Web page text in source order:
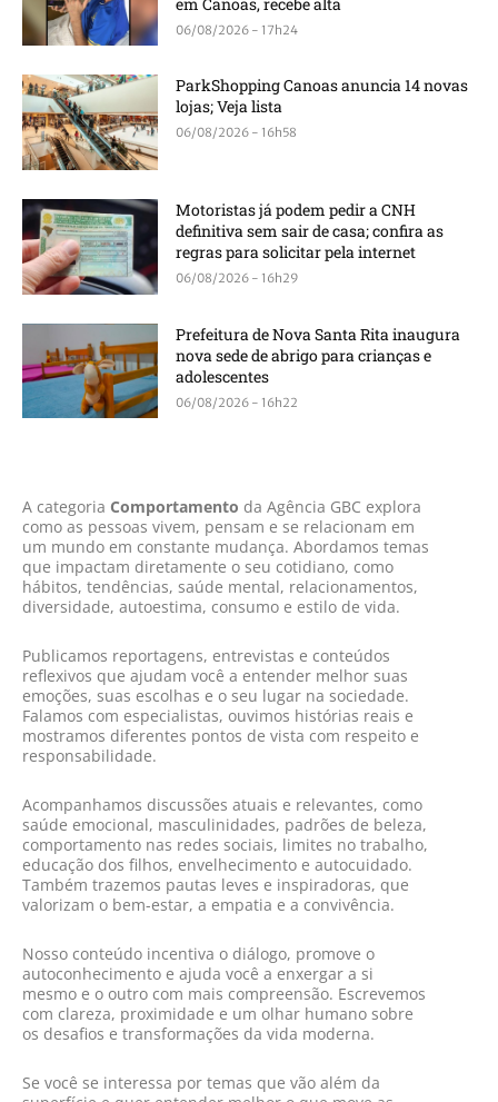
06/08/2026 - 17h24
ParkShopping Canoas anuncia 14 novas
lojas; Veja lista
06/08/2026 - 16h58
Motoristas já podem pedir a CNH
definitiva sem sair de casa; confira as
regras para solicitar pela internet
06/08/2026 - 16h29
Prefeitura de Nova Santa Rita inaugura
nova sede de abrigo para crianças e
adolescentes
06/08/2026 - 16h22
A categoria Comportamento da Agência GBC explora
como as pessoas vivem, pensam e se relacionam em
um mundo em constante mudança. Abordamos temas
que impactam diretamente o seu cotidiano, como
hábitos, tendências, saúde mental, relacionamentos,
diversidade, autoestima, consumo e estilo de vida.
Publicamos reportagens, entrevistas e conteúdos
reflexivos que ajudam você a entender melhor suas
emoções, suas escolhas e o seu lugar na sociedade.
Falamos com especialistas, ouvimos histórias reais e
mostramos diferentes pontos de vista com respeito e
responsabilidade.
Acompanhamos discussões atuais e relevantes, como
saúde emocional, masculinidades, padrões de beleza,
comportamento nas redes sociais, limites no trabalho,
educação dos filhos, envelhecimento e autocuidado.
Também trazemos pautas leves e inspiradoras, que
valorizam o bem-estar, a empatia e a convivência.
Nosso conteúdo incentiva o diálogo, promove o
autoconhecimento e ajuda você a enxergar a si
mesmo e o outro com mais compreensão. Escrevemos
com clareza, proximidade e um olhar humano sobre
os desafios e transformações da vida moderna.
Se você se interessa por temas que vão além da